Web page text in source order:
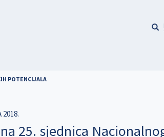
POTENCIJALA
2018.
25. sjednica